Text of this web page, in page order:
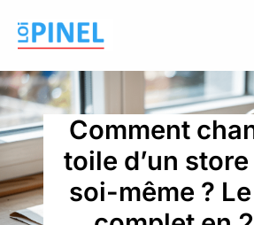
Comment
toile d’un
soi-même ?